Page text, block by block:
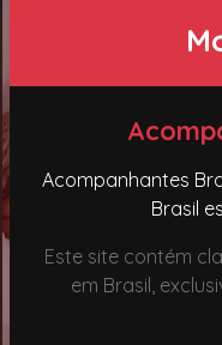
Acompanhantes
Brasil
Este site contém
em Brasil,